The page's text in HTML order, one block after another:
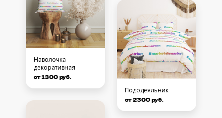
Наволочка
декоративная
от 1300 руб.
Пододеяльник
от 2300 руб.